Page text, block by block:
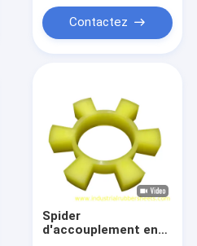
Contactez
Spider
d'accouplement en